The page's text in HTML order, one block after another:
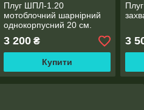
Плуг ШПЛ-1.20
мотоблочний шарнірний
однокорпусний 20 см.
захват
3 200₴
Купити
3